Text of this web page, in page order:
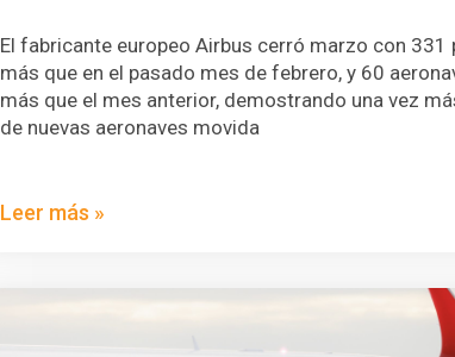
El fabricante europeo Airbus cerró marzo con
más que en el pasado mes de febrero, y 60
más que el mes anterior, demostrando una vez
de nuevas aeronaves movida
Leer más »